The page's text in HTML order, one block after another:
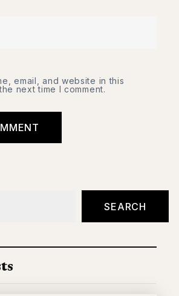
email, and website in this
next time I comment.
SEARCH